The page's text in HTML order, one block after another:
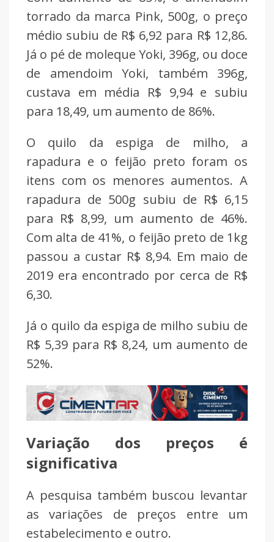
torrado da marca Pink, 500g, o preço
médio subiu de R$ 6,92 para R$ 12,86.
Já o pé de moleque Yoki, 396g, ou doce
de amendoim Yoki, também 396g,
custava em média R$ 9,94 e subiu
para 18,49, um aumento de 86%.
O quilo da espiga de milho, a
rapadura e o feijão preto foram os
itens com os menores aumentos. A
rapadura de 500g subiu de R$ 6,15
para R$ 8,99, um aumento de 46%.
Com alta de 41%, o feijão preto de 1kg
passou a custar R$ 8,94. Em maio de
2019 era encontrado por cerca de R$
6,30.
Já o quilo da espiga de milho subiu de
R$ 5,39 para R$ 8,24, um aumento de
52%.
Variação dos preços é
significativa
A pesquisa também buscou levantar
as variações de preços entre um
estabelecimento e outro.